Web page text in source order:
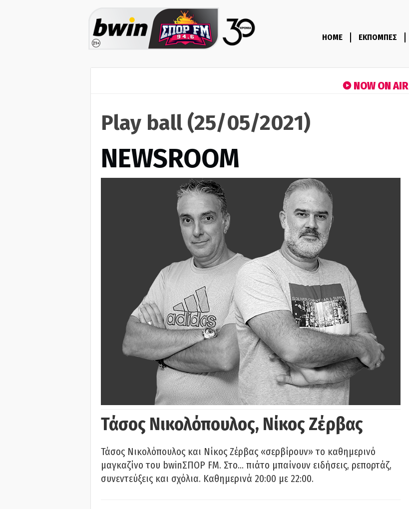
HOME ΕΚΠΟΜΠΕΣ
NOW ON AIR
Play ball (25/05/2021)
NEWSROOM
Τάσος Νικολόπουλος, Νίκος Ζέρβας
Τάσος Νικολόπουλος και Νίκος Ζέρβας «σερβίρουν» το καθημερινό
μαγκαζίνο του bwinΣΠΟΡ FM. Στο… πιάτο μπαίνουν ειδήσεις, ρεπορτάζ,
συνεντεύξεις και σχόλια. Καθημερινά 20:00 με 22:00.